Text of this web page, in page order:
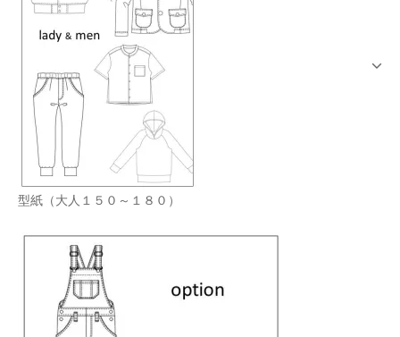
型紙（大人１５０～１８０）